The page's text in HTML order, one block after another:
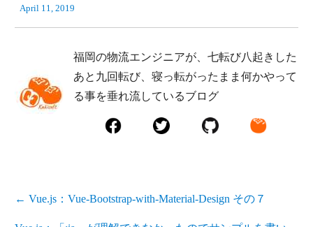
April 11, 2019
福岡の物流エンジニアが、七転び八起きした
あと九回転び、寝っ転がったまま何かやって
る事を垂れ流しているブログ
← Vue.js：Vue-Bootstrap-with-Material-Design その７